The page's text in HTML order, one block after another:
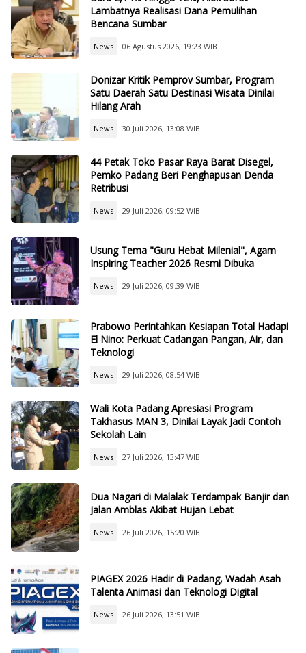
Lambatnya Realisasi Dana Pemulihan
Bencana Sumbar
News 06 Agustus 2026, 19:23 WIB
Donizar Kritik Pemprov Sumbar, Program
Satu Daerah Satu Destinasi Wisata Dinilai
Hilang Arah
News 30 Juli 2026, 13:08 WIB
44 Petak Toko Pasar Raya Barat Disegel,
Pemko Padang Beri Penghapusan Denda
Retribusi
News 29 Juli 2026, 09:52 WIB
Usung Tema "Guru Hebat Milenial", Agam
Inspiring Teacher 2026 Resmi Dibuka
News 29 Juli 2026, 09:39 WIB
Prabowo Perintahkan Kesiapan Total Hadapi
El Nino: Perkuat Cadangan Pangan, Air, dan
Teknologi
News 29 Juli 2026, 08:54 WIB
Wali Kota Padang Apresiasi Program
Takhasus MAN 3, Dinilai Layak Jadi Contoh
Sekolah Lain
News 27 Juli 2026, 13:47 WIB
Dua Nagari di Malalak Terdampak Banjir dan
Jalan Amblas Akibat Hujan Lebat
News 26 Juli 2026, 15:20 WIB
PIAGEX 2026 Hadir di Padang, Wadah Asah
Talenta Animasi dan Teknologi Digital
News 26 Juli 2026, 13:51 WIB